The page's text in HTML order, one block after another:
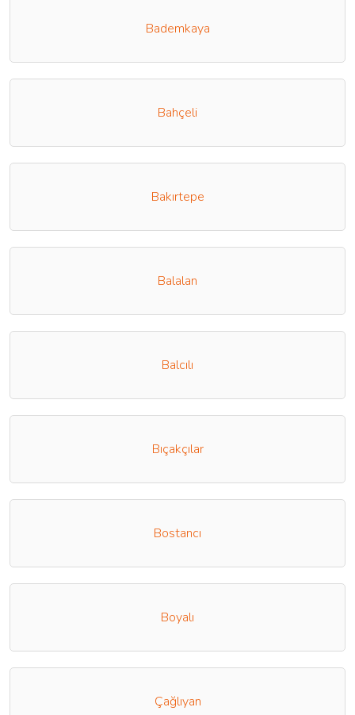
Bademkaya
Bahçeli
Bakırtepe
Balalan
Balcılı
Bıçakçılar
Bostancı
Boyalı
Çağlıyan